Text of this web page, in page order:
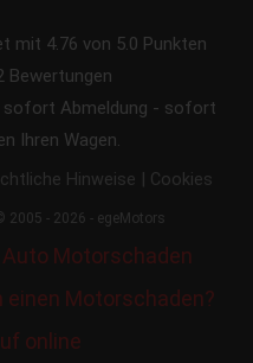
mit 4.76 von 5.0 Punkten
Bewertungen
sofort Abmeldung - sofort
Ihren Wagen.
Hinweise | Cookies
2005 - 2026 - egeMotors
Auto Motorschaden
einen Motorschaden?
online